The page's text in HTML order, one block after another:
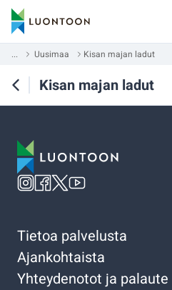
... Uusimaa Kisan majan ladut
Kisan majan ladut
Tietoa palvelusta
Ajankohtaista
Yhteydenotot ja palaute